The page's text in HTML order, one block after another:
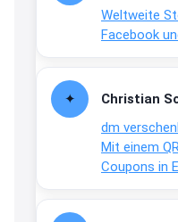
Weltweite
Facebook
Christian
dm
Mit einem
Coupons in
↩
2:19
↩
Joachim